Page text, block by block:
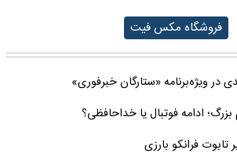
فروشگاه مکس فیت
در ویژه‌برنامه «ستارگان خبرفوری»
بزرگ؛ ادامه فوتبال یا خداحافظی؟
تابوت فرانکو بارزی